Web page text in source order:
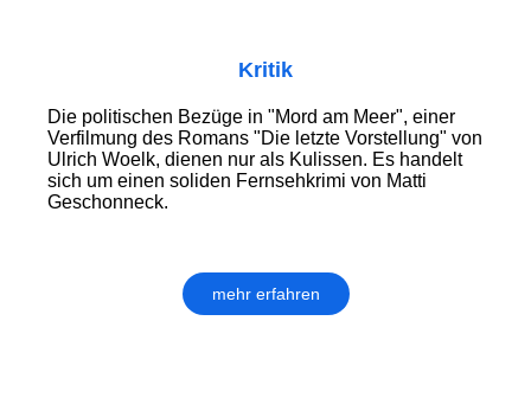
Kritik
Die politischen Bezüge in "Mord am Meer", einer
Verfilmung des Romans "Die letzte Vorstellung" von
Ulrich Woelk, dienen nur als Kulissen. Es handelt
sich um einen soliden Fernsehkrimi von Matti
Geschonneck.
mehr erfahren